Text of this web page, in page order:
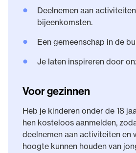
•
Deelnemen aan
bijeenkomsten.
• Een gemeenschap in de
• Je laten inspireren door
Voor gezinnen
Heb je kinderen onder de 18
hen kosteloos aanmelden,
deelnemen aan activiteiten en
hoogte kunnen houden van